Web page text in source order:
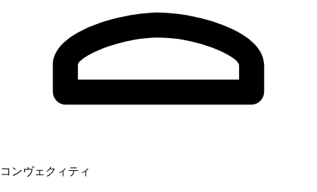
コンヴェクィティ